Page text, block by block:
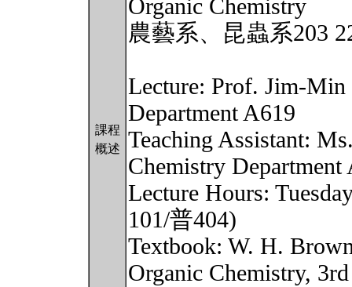
課程
概述
Organic Chemistry
農藝系、昆蟲系203
Lecture: Prof. Jim-
Department A619
Teaching Assistant:
Chemistry Department
Lecture Hours:
101/普404)
Textbook: W. H.
Organic Chemistry,